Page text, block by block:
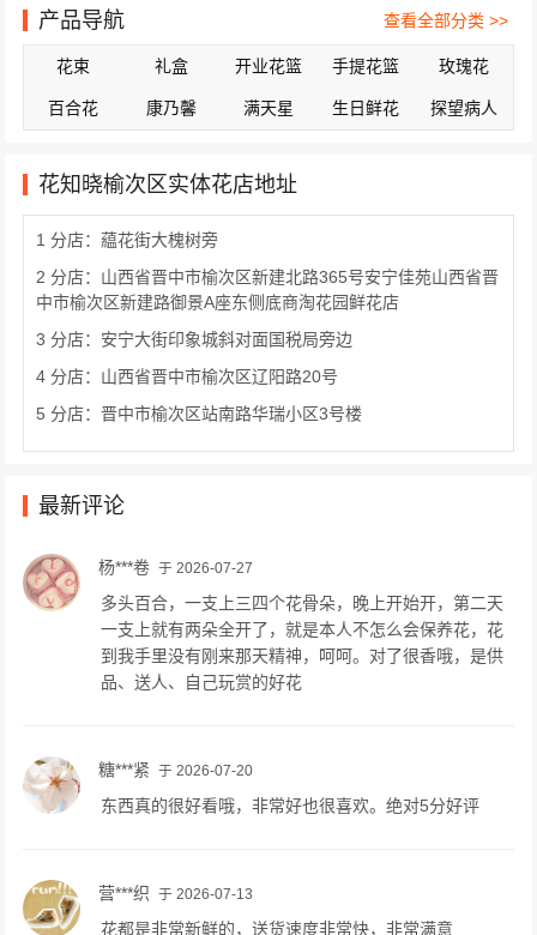
产品导航 查看全部分类 >>
花束 礼盒 开业花篮 手提花篮 玫瑰花
百合花 康乃馨 满天星 生日鲜花 探望病人
花知晓榆次区实体花店地址
1 分店：藴花街大槐树旁
2 分店：山西省晋中市榆次区新建北路365号安宁佳苑山西省晋
中市榆次区新建路御景A座东侧底商淘花园鲜花店
3 分店：安宁大街印象城斜对面国税局旁边
4 分店：山西省晋中市榆次区辽阳路20号
5 分店：晋中市榆次区站南路华瑞小区3号楼
最新评论
杨***卷 于 2026-07-27
多头百合，一支上三四个花骨朵，晚上开始开，第二天
一支上就有两朵全开了，就是本人不怎么会保养花，花
到我手里没有刚来那天精神，呵呵。对了很香哦，是供
品、送人、自己玩赏的好花
糖***紧 于 2026-07-20
东西真的很好看哦，非常好也很喜欢。绝对5分好评
营***织 于 2026-07-13
花都是非常新鲜的，送货速度非常快，非常满意